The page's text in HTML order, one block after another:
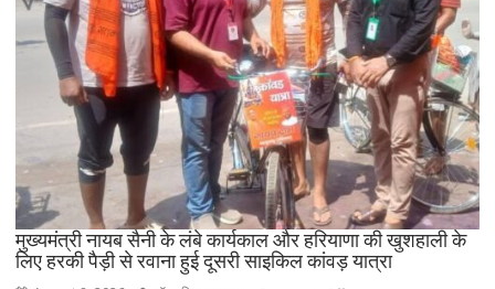
CM
सैनी
बोले-
2047
तक
हरियाणा
को
स्वास्थ्य
क्षेत्र
में
बनाएंगे
अग्रणी
मुख्यमंत्री नायब सैनी के लंबे कार्यकाल और हरियाणा की खुशहाली के
लिए हरकी पैड़ी से रवाना हुई दूसरी साइकिल कांवड़ यात्रा